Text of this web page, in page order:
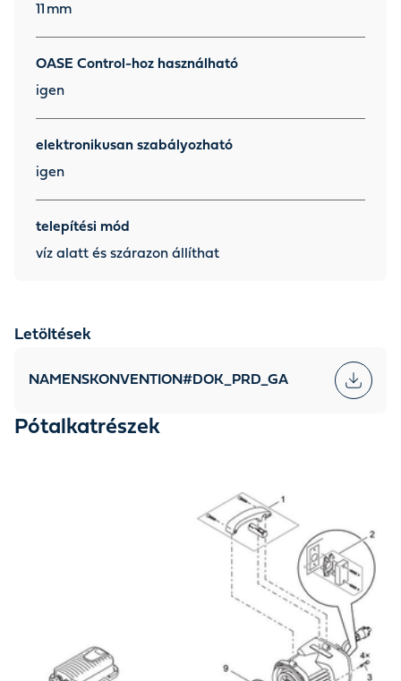
11 mm
OASE Control-hoz használható
igen
elektronikusan szabályozható
igen
telepítési mód
víz alatt és szárazon állíthat
Letöltések
NAMENSKONVENTION#DOK_PRD_GA
Pótalkatrészek